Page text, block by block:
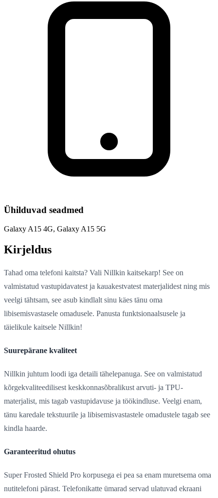
Ühilduvad seadmed
Galaxy A15 4G, Galaxy A15 5G
Kirjeldus
Tahad oma telefoni kaitsta? Vali Nillkin kaitsekarp! See on
valmistatud vastupidavatest ja kauakestvatest materjalidest ning mis
veelgi tähtsam, see asub kindlalt sinu käes tänu oma
libisemisvastasele omadusele. Panusta funktsionaalsusele ja
täielikule kaitsele Nillkin!
Suurepärane kvaliteet
Nillkin juhtum loodi iga detaili tähelepanuga. See on valmistatud
kõrgekvaliteedilisest keskkonnasõbralikust arvuti- ja TPU-
materjalist, mis tagab vastupidavuse ja töökindluse. Veelgi enam,
tänu karedale tekstuurile ja libisemisvastastele omadustele tagab see
kindla haarde.
Garanteeritud ohutus
Super Frosted Shield Pro korpusega ei pea sa enam muretsema oma
nutitelefoni pärast. Telefonikatte ümarad servad ulatuvad ekraani